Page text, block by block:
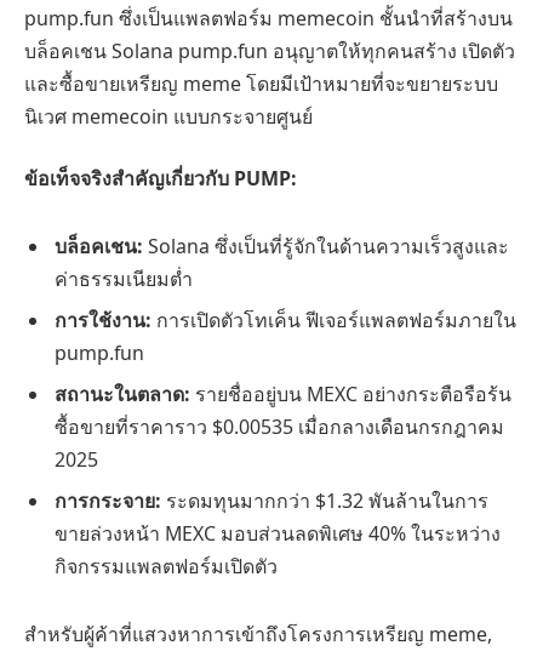
pump.fun ซึ่งเป็นแพลตฟอร์ม memecoin ชั้นนำที่สร้างบน
บล็อคเชน Solana pump.fun อนุญาตให้ทุกคนสร้าง เปิดตัว
และซื้อขายเหรียญ meme โดยมีเป้าหมายที่จะขยายระบบ
นิเวศ memecoin แบบกระจายศูนย์
ข้อเท็จจริงสำคัญเกี่ยวกับ PUMP:
บล็อคเชน: Solana ซึ่งเป็นที่รู้จักในด้านความเร็วสูงและ
ค่าธรรมเนียมต่ำ
การใช้งาน: การเปิดตัวโทเค็น ฟีเจอร์แพลตฟอร์มภายใน
pump.fun
สถานะในตลาด: รายชื่ออยู่บน MEXC อย่างกระตือรือร้น
ซื้อขายที่ราคาราว $0.00535 เมื่อกลางเดือนกรกฎาคม
2025
การกระจาย: ระดมทุนมากกว่า $1.32 พันล้านในการ
ขายล่วงหน้า MEXC มอบส่วนลดพิเศษ 40% ในระหว่าง
กิจกรรมแพลตฟอร์มเปิดตัว
สำหรับผู้ค้าที่แสวงหาการเข้าถึงโครงการเหรียญ meme,